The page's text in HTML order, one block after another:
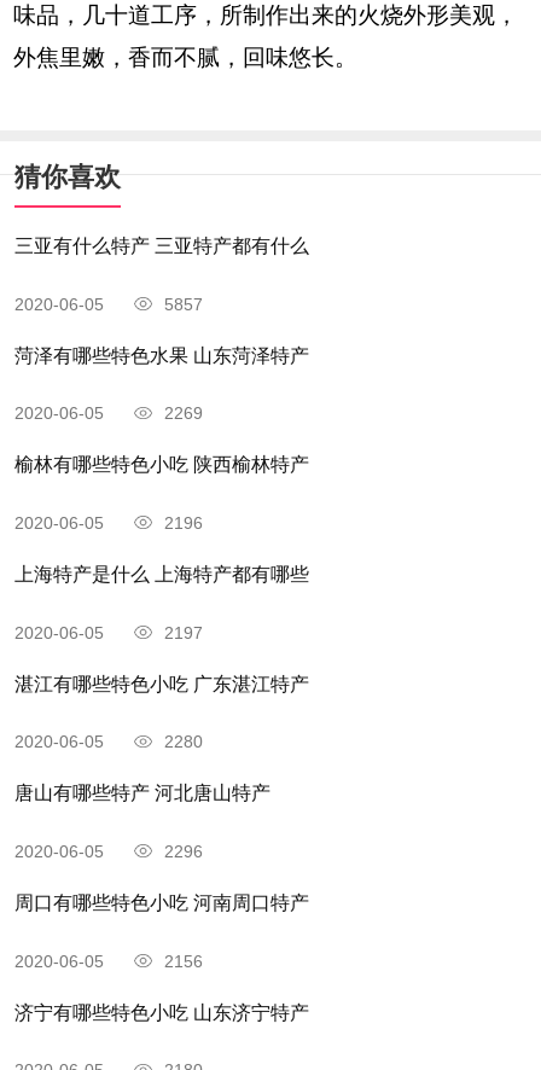
味品，几十道工序，所制作出来的火烧外形美观，
外焦里嫩，香而不腻，回味悠长。
猜你喜欢
三亚有什么特产 三亚特产都有什么
2020-06-05 5857
菏泽有哪些特色水果 山东菏泽特产
2020-06-05 2269
榆林有哪些特色小吃 陕西榆林特产
2020-06-05 2196
上海特产是什么 上海特产都有哪些
2020-06-05 2197
湛江有哪些特色小吃 广东湛江特产
2020-06-05 2280
唐山有哪些特产 河北唐山特产
2020-06-05 2296
周口有哪些特色小吃 河南周口特产
2020-06-05 2156
济宁有哪些特色小吃 山东济宁特产